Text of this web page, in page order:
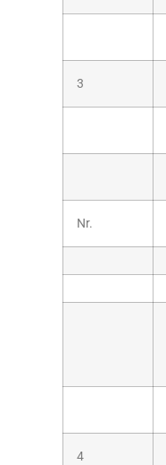
3
Nr.
4